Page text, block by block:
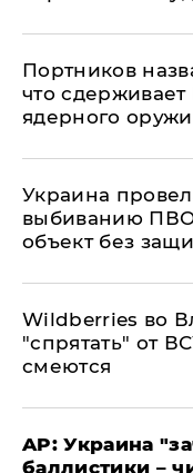
Портников
что
ядерного
Украина
выбиванию
объект без
Wildberries во
"спрятать" от
смеются
AP: Украина
баллистики –